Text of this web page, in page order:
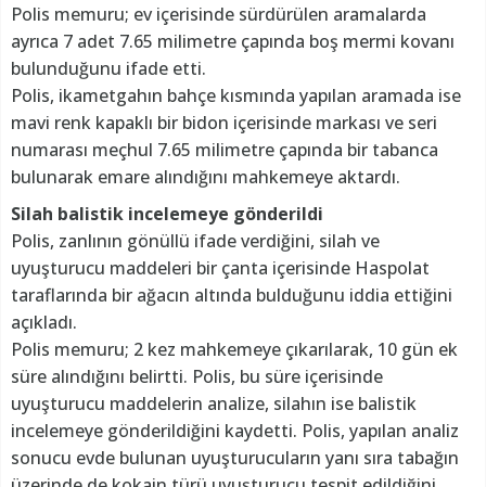
Polis memuru; ev içerisinde sürdürülen aramalarda
ayrıca 7 adet 7.65 milimetre çapında boş mermi kovanı
bulunduğunu ifade etti.
Polis, ikametgahın bahçe kısmında yapılan aramada ise
mavi renk kapaklı bir bidon içerisinde markası ve seri
numarası meçhul 7.65 milimetre çapında bir tabanca
bulunarak emare alındığını mahkemeye aktardı.
Silah balistik incelemeye gönderildi
Polis, zanlının gönüllü ifade verdiğini, silah ve
uyuşturucu maddeleri bir çanta içerisinde Haspolat
taraflarında bir ağacın altında bulduğunu iddia ettiğini
açıkladı.
Polis memuru; 2 kez mahkemeye çıkarılarak, 10 gün ek
süre alındığını belirtti. Polis, bu süre içerisinde
uyuşturucu maddelerin analize, silahın ise balistik
incelemeye gönderildiğini kaydetti. Polis, yapılan analiz
sonucu evde bulunan uyuşturucuların yanı sıra tabağın